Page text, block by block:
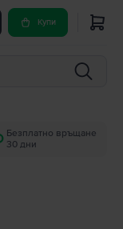
Купи
Безплатно връщане
30 дни